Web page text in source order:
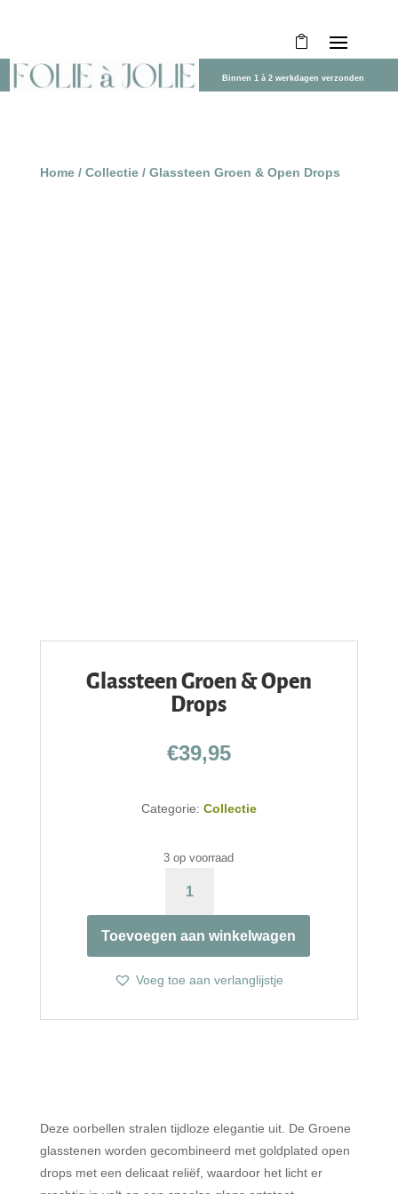
Binnen 1 à 2 werkdagen verzonden
Home/ Collectie/ Glassteen Groen & Open Drops
Glassteen Groen & Open
Drops
€39,95
Categorie: Collectie
3 op voorraad
GROEN
&
OPEN
DROPS
AANTAL
Toevoegen aan winkelwagen
Voeg toe aan verlanglijstje
Deze oorbellen stralen tijdloze elegantie uit. De Groene
glasstenen worden gecombineerd met goldplated open
drops met een delicaat reliëf, waardoor het licht er